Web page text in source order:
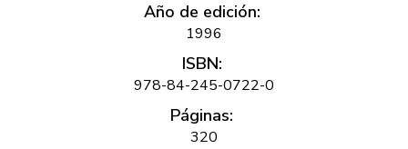
Año de edición:
1996
ISBN:
978-84-245-0722-0
Páginas:
320